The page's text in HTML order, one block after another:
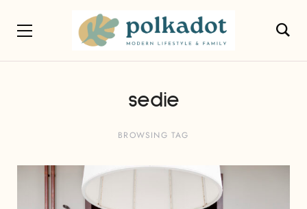
sedie
BROWSING TAG